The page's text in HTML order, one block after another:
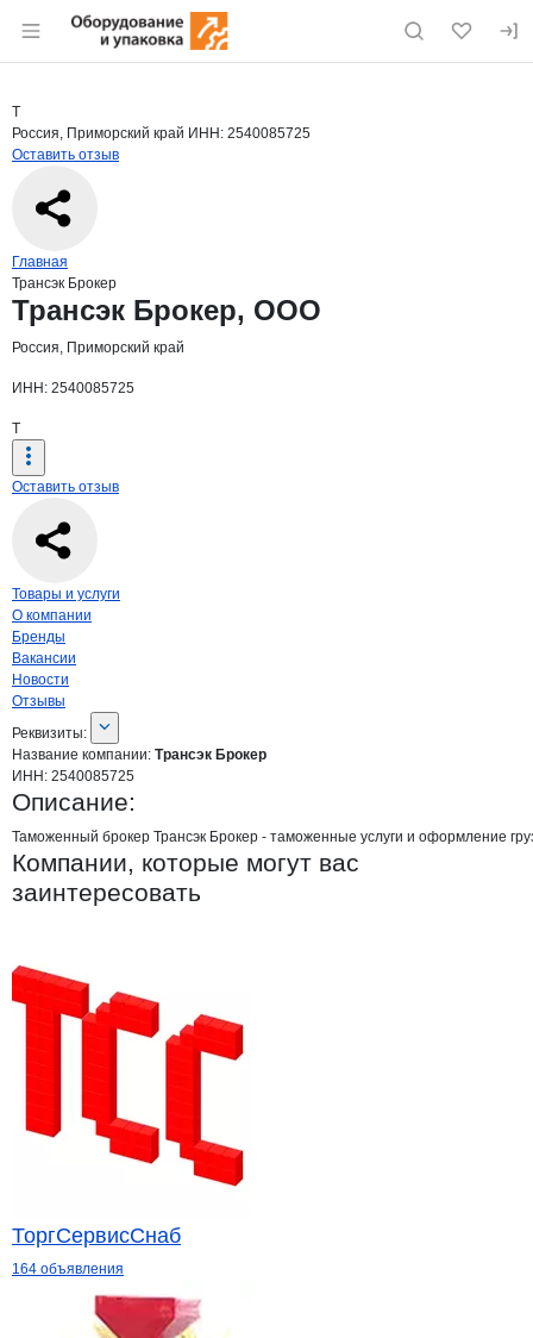
Раздел навигации по сайту eqinfo.ru
Страница компании
Страница компании
Краткая информация о компании
Т
Россия, Приморский край ИНН: 2540085725
Оставить отзыв
Навигация по сайту
Главная
Трансэк Брокер
Основная информация о компании
Трансэк Брокер, ООО
Россия, Приморский край
ИНН: 2540085725
Т
Оставить отзыв
Навигация по странице
Товары и услуги
О компании
Бренды
Вакансии
Новости
Отзывы
О компании
Реквизиты
Реквизиты:
Название компании: Трансэк Брокер
ИНН: 2540085725
Описание:
Таможенный брокер Трансэк Брокер - таможенные услуги и оформление
Компании, которые могут вас
заинтересовать
ТоргСервисСнаб
164 объявления